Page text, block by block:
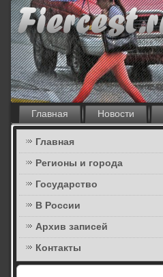
Главная Новости
Главная
Регионы и города
Государство
В России
Архив записей
Контакты